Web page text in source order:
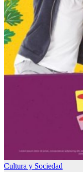
Cultura y Sociedad